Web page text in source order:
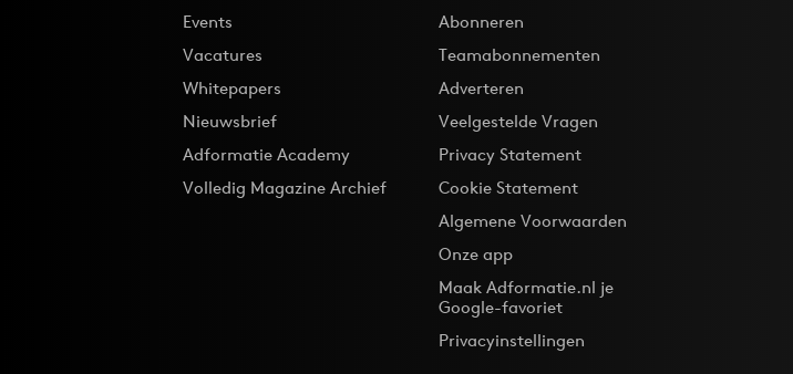
Events
Vacatures
Whitepapers
Nieuwsbrief
Adformatie Academy
Volledig Magazine Archief
Abonneren
Teamabonnementen
Adverteren
Veelgestelde Vragen
Privacy Statement
Cookie Statement
Algemene Voorwaarden
Onze app
Maak Adformatie.nl je
Google-favoriet
Privacyinstellingen